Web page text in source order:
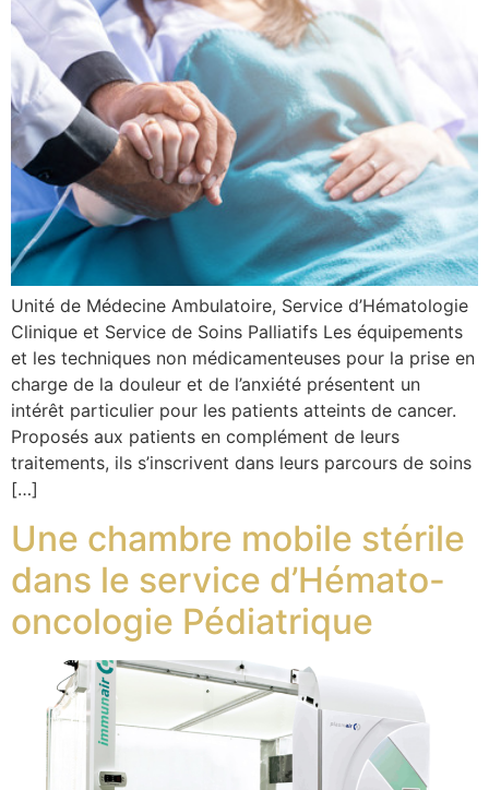
Unité de Médecine Ambulatoire, Service d’Hématologie
Clinique et Service de Soins Palliatifs Les équipements
et les techniques non médicamenteuses pour la prise en
charge de la douleur et de l’anxiété présentent un
intérêt particulier pour les patients atteints de cancer.
Proposés aux patients en complément de leurs
traitements, ils s’inscrivent dans leurs parcours de soins
[…]
Une chambre mobile stérile
dans le service d’Hémato-
oncologie Pédiatrique